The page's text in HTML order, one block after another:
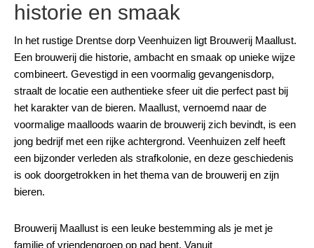
historie en smaak
In het rustige Drentse dorp Veenhuizen ligt Brouwerij Maallust.
Een brouwerij die historie, ambacht en smaak op unieke wijze
combineert. Gevestigd in een voormalig gevangenisdorp,
straalt de locatie een authentieke sfeer uit die perfect past bij
het karakter van de bieren. Maallust, vernoemd naar de
voormalige maalloods waarin de brouwerij zich bevindt, is een
jong bedrijf met een rijke achtergrond. Veenhuizen zelf heeft
een bijzonder verleden als strafkolonie, en deze geschiedenis
is ook doorgetrokken in het thema van de brouwerij en zijn
bieren.
Brouwerij Maallust is een leuke bestemming als je met je
familie of vriendengroep op pad bent. Vanuit